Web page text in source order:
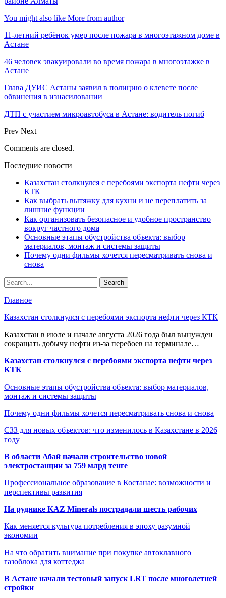
You might also like More from author
11-летний ребёнок умер после пожара в многоэтажном доме в
Астане
46 человек эвакуировали во время пожара в многоэтажке в
Астане
Глава ДУИС Астаны заявил в полицию о клевете после
обвинения в изнасиловании
ДТП с участием микроавтобуса в Астане: водитель погиб
Prev Next
Comments are closed.
Последние новости
Казахстан столкнулся с перебоями экспорта нефти через
КТК
Как выбрать вытяжку для кухни и не переплатить за
лишние функции
Как организовать безопасное и удобное пространство
вокруг частного дома
Основные этапы обустройства объекта: выбор
материалов, монтаж и системы защиты
Почему одни фильмы хочется пересматривать снова и
снова
Главное
Казахстан столкнулся с перебоями экспорта нефти через КТК
Казахстан в июле и начале августа 2026 года был вынужден
сокращать добычу нефти из-за перебоев на терминале…
Казахстан столкнулся с перебоями экспорта нефти через
КТК
Основные этапы обустройства объекта: выбор материалов,
монтаж и системы защиты
Почему одни фильмы хочется пересматривать снова и снова
СЗЗ для новых объектов: что изменилось в Казахстане в 2026
году
В области Абай начали строительство новой
электростанции за 759 млрд тенге
Профессиональное образование в Костанае: возможности и
перспективы развития
На руднике KAZ Minerals пострадали шесть рабочих
Как меняется культура потребления в эпоху разумной
экономии
На что обратить внимание при покупке автоклавного
газоблока для коттеджа
В Астане начали тестовый запуск LRT после многолетней
стройки